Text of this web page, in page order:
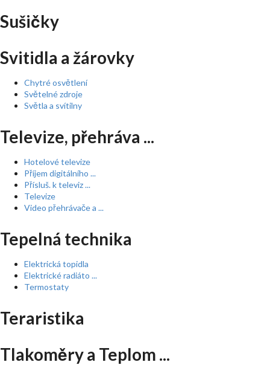
Sušičky
Svitidla a žárovky
Chytré osvětlení
Světelné zdroje
Světla a svítilny
Televize, přehráva ...
Hotelové televize
Příjem digitálního ...
Přísluš. k televiz ...
Televize
Video přehrávače a ...
Tepelná technika
Elektrická topidla
Elektrické radiáto ...
Termostaty
Teraristika
Tlakoměry a Teplom ...